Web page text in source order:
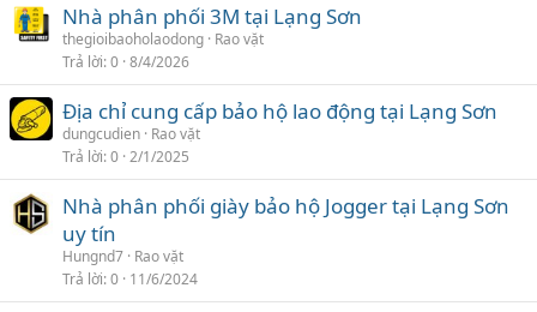
Nhà phân phối 3M tại Lạng Sơn
thegioibaoholaodong Rao vặt
Trả lời 0 8/4/2026
Địa chỉ cung cấp bảo hộ lao động tại Lạng Sơn
dungcudien Rao vặt
Trả lời 0 2/1/2025
Nhà phân phối giày bảo hộ Jogger tại Lạng Sơn
uy tín
Hungnd7 Rao vặt
Trả lời 0 11/6/2024